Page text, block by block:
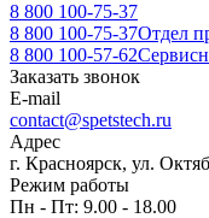
8 800 100-75-37
8 800 100-75-37Отдел
8 800 100-57-62
Заказать звонок
E-mail
contact@spetstech.ru
Адрес
г. Красноярск, ул.
Режим работы
Пн - Пт: 9.00 - 18.00